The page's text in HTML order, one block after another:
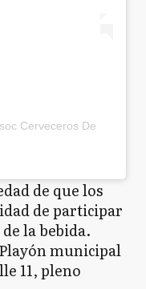
Cerveceros De
de que los
de participar
la bebida.
municipal
11, pleno